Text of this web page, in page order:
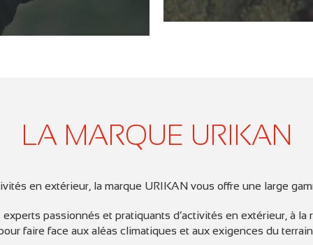
LA MARQUE URIKAN
en extérieur, la marque URIKAN vous offre une large
passionnés et pratiquants d’activités en extérieur, à
faire face aux aléas climatiques et aux exigences du